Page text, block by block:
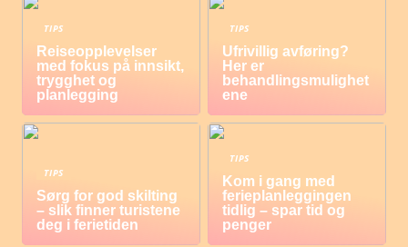
TIPS
Reiseopplevelser
med fokus på innsikt,
trygghet og
planlegging
TIPS
Ufrivillig avføring?
Her er
behandlingsmulighet
ene
TIPS
Sørg for god skilting
– slik finner turistene
deg i ferietiden
TIPS
Kom i gang med
ferieplanleggingen
tidlig – spar tid og
penger